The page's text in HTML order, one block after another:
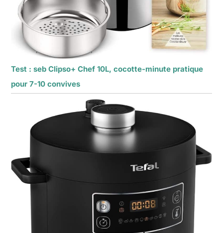
Test : seb Clipso+ Chef 10L, cocotte-minute pratique
pour 7-10 convives